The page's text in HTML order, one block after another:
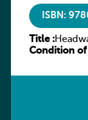
ISBN:
Title :
Condition